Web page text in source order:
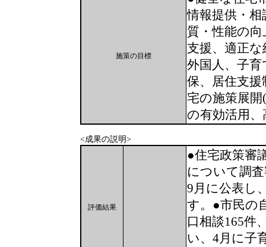
施策の目標
情報提供・
質・性能の
支援、適正
外国人、子
保、居住支
宅の施策展
の有効活用
<成果の説明>
評価結果
●住宅政策審
について調
9月に公表し
す。●市民の
口相談165件
い、4月に子